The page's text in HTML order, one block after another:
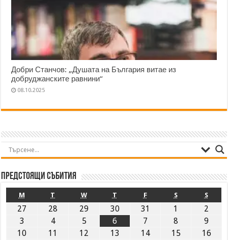
Добри Станчов: „Душата на България витае из
добруджанските равнини“
08.10.2025
Предстоящи събития
M T W T F S S
27 28 29 30 31 1
2
3
4 5 6 7 8
9
10
11 12 13 14 15
16